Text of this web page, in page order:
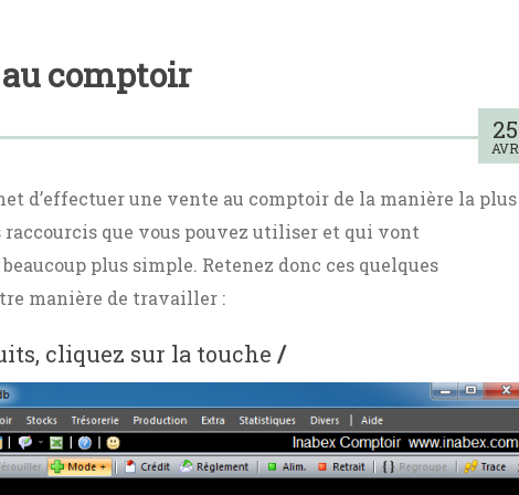
comptoir
25
AVR
d’effectuer une vente au comptoir de la manière la plus
raccourcis que vous pouvez utiliser et qui vont
plus simple. Retenez donc ces quelques
manière de travailler :
cliquez sur la touche /